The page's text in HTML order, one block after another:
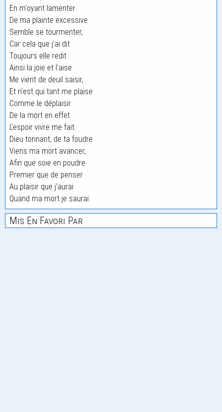
En m'oyant lamenter
De ma plainte excessive
Semble se tourmenter,
Car cela que j'ai dit
Toujours elle redit.
Ainsi la joie et l'aise
Me vient de deuil saisir,
Et n'est qui tant me plaise
Comme le déplaisir.
De la mort en effet
L'espoir vivre me fait.
Dieu tonnant, de ta foudre
Viens ma mort avancer,
Afin que soie en poudre
Premier que de penser
Au plaisir que j'aurai
Quand ma mort je saurai.
Mis En Favori Par